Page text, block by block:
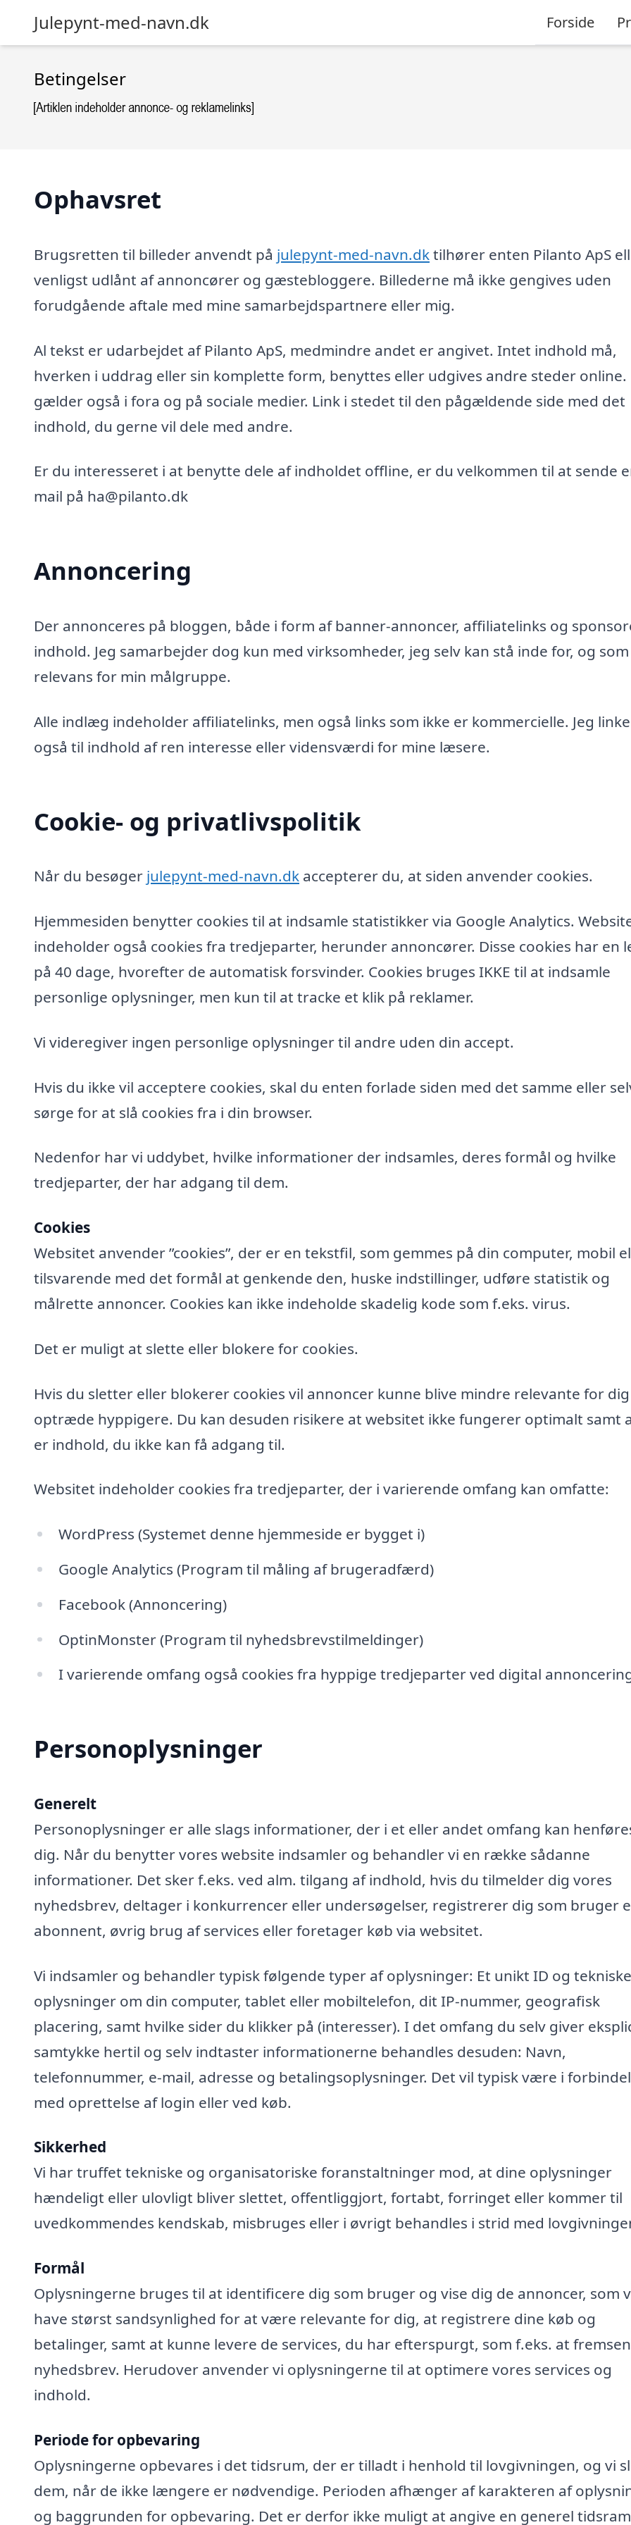
Julepynt-med-navn.dk Forside
Betingelser
Ophavsret
Brugsretten til billeder anvendt på julepynt-med-navn.dktilhører enten Pilanto ApS
venligst udlånt af annoncører og gæstebloggere. Billederne må ikke gengives uden
forudgående aftale med mine samarbejdspartnere eller mig.
Al tekst er udarbejdet af Pilanto ApS, medmindre andet er angivet. Intet indhold må,
hverken i uddrag eller sin komplette form, benyttes eller udgives andre steder
gælder også i fora og på sociale medier. Link i stedet til den pågældende side med det
indhold, du gerne vil dele med andre.
Er du interesseret i at benytte dele af indholdet offline, er du velkommen til at sende
mail på ha@pilanto.dk
Annoncering
Der annonceres på bloggen, både i form af banner-annoncer, affiliatelinks og
indhold. Jeg samarbejder dog kun med virksomheder, jeg selv kan stå inde for, og
relevans for min målgruppe.
Alle indlæg indeholder affiliatelinks, men også links som ikke er kommercielle. Jeg
også til indhold af ren interesse eller vidensværdi for mine læsere.
Cookie- og privatlivspolitik
Når du besøger julepynt-med-navn.dk accepterer du, at siden anvender cookies.
Hjemmesiden benytter cookies til at indsamle statistikker via Google Analytics.
indeholder også cookies fra tredjeparter, herunder annoncører. Disse cookies har en
på 40 dage, hvorefter de automatisk forsvinder. Cookies bruges IKKE til at indsamle
personlige oplysninger, men kun til at tracke et klik på reklamer.
Vi videregiver ingen personlige oplysninger til andre uden din accept.
Hvis du ikke vil acceptere cookies, skal du enten forlade siden med det samme eller
sørge for at slå cookies fra i din browser.
Nedenfor har vi uddybet, hvilke informationer der indsamles, deres formål og hvilke
tredjeparter, der har adgang til dem.
Cookies
Websitet anvender ”cookies”, der er en tekstfil, som gemmes på din computer, mobil
tilsvarende med det formål at genkende den, huske indstillinger, udføre statistik og
målrette annoncer. Cookies kan ikke indeholde skadelig kode som f.eks. virus.
Det er muligt at slette eller blokere for cookies.
Hvis du sletter eller blokerer cookies vil annoncer kunne blive mindre relevante for
optræde hyppigere. Du kan desuden risikere at websitet ikke fungerer optimalt samt
er indhold, du ikke kan få adgang til.
Websitet indeholder cookies fra tredjeparter, der i varierende omfang kan omfatte:
WordPress (Systemet denne hjemmeside er bygget i)
Google Analytics (Program til måling af brugeradfærd)
Facebook (Annoncering)
OptinMonster (Program til nyhedsbrevstilmeldinger)
I varierende omfang også cookies fra hyppige tredjeparter ved digital
Personoplysninger
Generelt
Personoplysninger er alle slags informationer, der i et eller andet omfang kan
dig. Når du benytter vores website indsamler og behandler vi en række sådanne
informationer. Det sker f.eks. ved alm. tilgang af indhold, hvis du tilmelder dig vores
nyhedsbrev, deltager i konkurrencer eller undersøgelser, registrerer dig som bruger
abonnent, øvrig brug af services eller foretager køb via websitet.
Vi indsamler og behandler typisk følgende typer af oplysninger: Et unikt ID og tekniske
oplysninger om din computer, tablet eller mobiltelefon, dit IP-nummer, geografisk
placering, samt hvilke sider du klikker på (interesser). I det omfang du selv giver
samtykke hertil og selv indtaster informationerne behandles desuden: Navn,
telefonnummer, e-mail, adresse og betalingsoplysninger. Det vil typisk være i
med oprettelse af login eller ved køb.
Sikkerhed
Vi har truffet tekniske og organisatoriske foranstaltninger mod, at dine oplysninger
hændeligt eller ulovligt bliver slettet, offentliggjort, fortabt, forringet eller kommer til
uvedkommendes kendskab, misbruges eller i øvrigt behandles i strid med
Formål
Oplysningerne bruges til at identificere dig som bruger og vise dig de annoncer, som
have størst sandsynlighed for at være relevante for dig, at registrere dine køb og
betalinger, samt at kunne levere de services, du har efterspurgt, som f.eks. at
nyhedsbrev. Herudover anvender vi oplysningerne til at optimere vores services og
indhold.
Periode for opbevaring
Oplysningerne opbevares i det tidsrum, der er tilladt i henhold til lovgivningen, og vi
dem, når de ikke længere er nødvendige. Perioden afhænger af karakteren af
og baggrunden for opbevaring. Det er derfor ikke muligt at angive en generel